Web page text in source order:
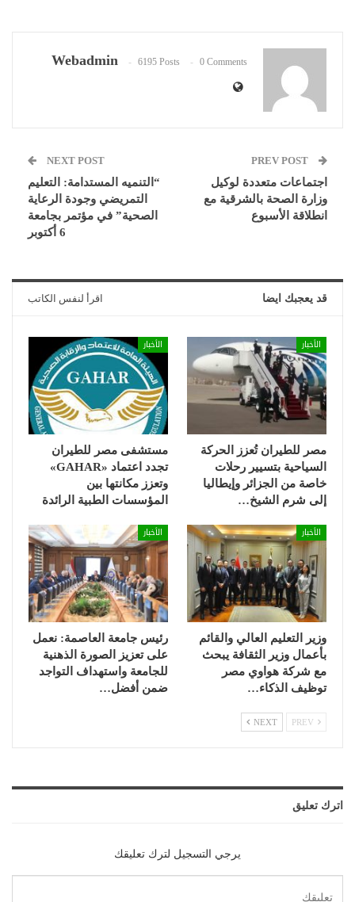
Webadmin 6195 Posts 0 Comments
اجتماعات متعددة لوكيل
وزارة الصحة بالشرقية مع
انطلاقة الأسبوع
NEXT POST
“التنميه المستدامة: التعليم
التمريضي وجودة الرعاية
الصحية” في مؤتمر بجامعة
6 أكتوبر
قد يعجبك ايضا اقرأ لنفس الكاتب
الأخبار
مصر للطيران تُعزز الحركة
السياحية بتسيير رحلات
خاصة من الجزائر وإيطاليا
إلى شرم الشيخ…
الأخبار
مستشفى مصر للطيران
تجدد اعتماد «GAHAR»
وتعزز مكانتها بين
المؤسسات الطبية الرائدة
الأخبار
وزير التعليم العالي والقائم
بأعمال وزير الثقافة يبحث
مع شركة هواوي مصر
توظيف الذكاء…
الأخبار
رئيس جامعة العاصمة: نعمل
على تعزيز الصورة الذهنية
للجامعة واستهداف التواجد
ضمن أفضل…
NEXT
اترك تعليق
يرجي التسجيل لترك تعليقك